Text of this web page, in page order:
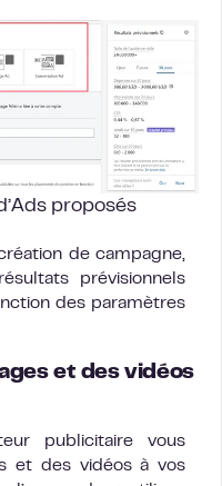
proposés
de campagne,
prévisionnels
des paramètres
et des vidéos
publicitaire vous
et des vidéos à vos